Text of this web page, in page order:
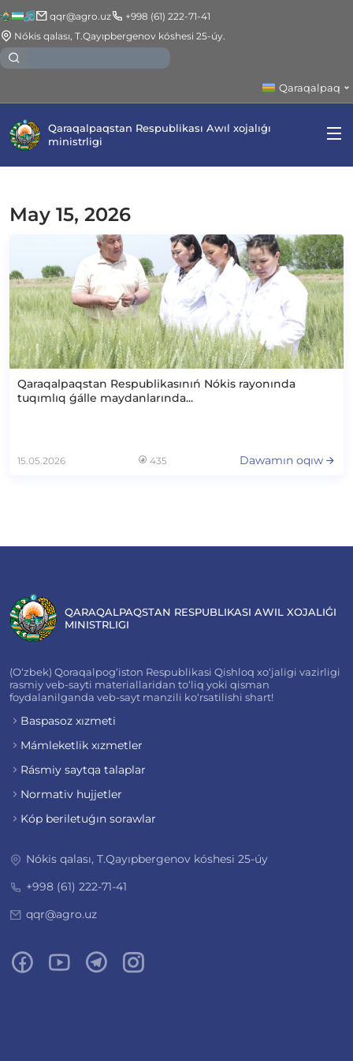
qqr@agro.uz
+998 (61) 222-71-41
Nókis qalası, T.Qayıpbergenov kóshesi 25-úy.
Qaraqalpaq
Qaraqalpaqstan Respublikası Awıl xojalıǵı
ministrligi
May 15, 2026
Qaraqalpaqstan Respublikasınıń Nókis rayonında
tuqımlıq ǵálle maydanlarında...
15.05.2026 435 Dawamın oqıw
QARAQALPAQSTAN RESPUBLIKASI AWIL XOJALIǴI
MINISTRLIGI
(O‘zbek) Qoraqalpog‘iston Respublikasi Qishloq xo‘jaligi vazirligi
rasmiy veb-sayti materiallaridan to‘liq yoki qisman
foydalanilganda veb-sayt manzili ko‘rsatilishi shart!
Baspasoz xızmeti
Mámleketlik xızmetler
Rásmiy saytqa talaplar
Normativ hujjetler
Kóp beriletuǵın sorawlar
Nókis qalası, T.Qayıpbergenov kóshesi 25-úy
+998 (61) 222-71-41
qqr@agro.uz